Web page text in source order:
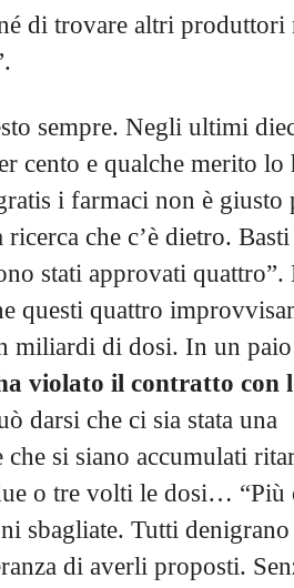
di trovare altri produttori
sempre. Negli ultimi
cento e qualche merito lo
i farmaci non è giusto
che c’è dietro. Basti
stati approvati quattro”.
questi quattro
miliardi di dosi. In un
violato il contratto con
darsi che ci sia stata una
si siano accumulati
o tre volti le dosi… “Più
sbagliate. Tutti
di averli proposti.